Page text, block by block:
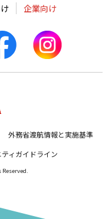
企業向け
外務省渡航情報と実施基準
ィガイドライン